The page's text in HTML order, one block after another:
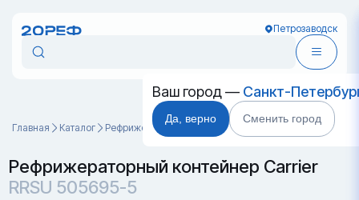
Петрозаводск
Ваш город — Санкт-
Да, верно Сменить город
Главная Каталог Рефрижераторные контейнеры RRSU 505695-5
Рефрижераторный контейнер Carrier
RRSU 505695-5